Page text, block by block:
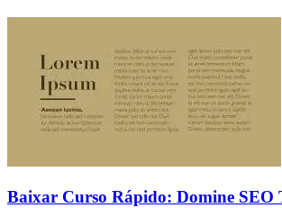
Baixar Curso Rápido: Domine SEO